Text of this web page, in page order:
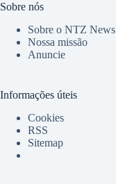
Sobre nós
Sobre o NTZ News
Nossa missão
Anuncie
Informações úteis
Cookies
RSS
Sitemap